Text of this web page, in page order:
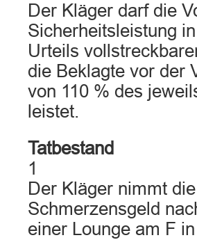
Der Kläger darf die
Sicherheitsleistung
Urteils
die Beklagte vor der
von 110 % des
leistet.
Tatbestand
1
Der Kläger nimmt
Schmerzensgeld
einer Lounge am F